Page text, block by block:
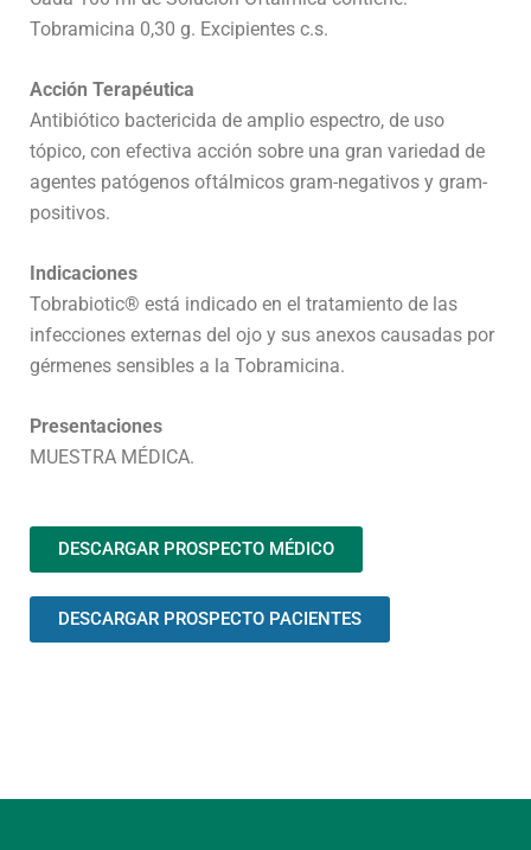
Tobramicina 0,30 g. Excipientes c.s.
Acción Terapéutica
Antibiótico bactericida de amplio espectro, de uso
tópico, con efectiva acción sobre una gran variedad de
agentes patógenos oftálmicos gram-negativos y gram-
positivos.
Indicaciones
Tobrabiotic® está indicado en el tratamiento de las
infecciones externas del ojo y sus anexos causadas por
gérmenes sensibles a la Tobramicina.
Presentaciones
MUESTRA MÉDICA.
DESCARGAR PROSPECTO MÉDICO
DESCARGAR PROSPECTO PACIENTES